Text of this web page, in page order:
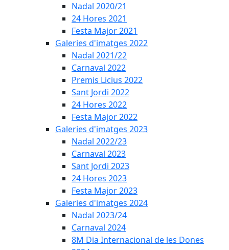
Nadal 2020/21
24 Hores 2021
Festa Major 2021
Galeries d'imatges 2022
Nadal 2021/22
Carnaval 2022
Premis Licius 2022
Sant Jordi 2022
24 Hores 2022
Festa Major 2022
Galeries d'imatges 2023
Nadal 2022/23
Carnaval 2023
Sant Jordi 2023
24 Hores 2023
Festa Major 2023
Galeries d'imatges 2024
Nadal 2023/24
Carnaval 2024
8M Dia Internacional de les Dones